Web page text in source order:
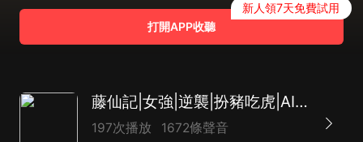
打開APP收聽
新人領7天免費試用
藤仙記|女強|逆襲|扮豬吃虎|AI多播
197次播放 1672條聲音